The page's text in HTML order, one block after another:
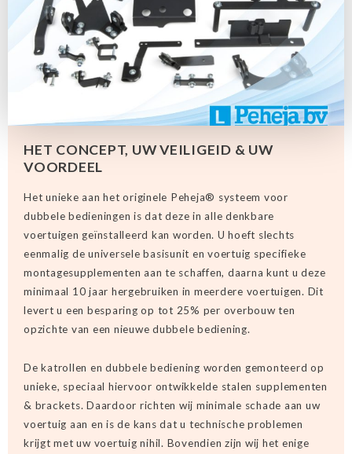
HET CONCEPT, UW VEILIGEID & UW
VOORDEEL
Het unieke aan het originele Peheja® systeem voor
dubbele bedieningen is dat deze in alle denkbare
voertuigen geïnstalleerd kan worden. U hoeft slechts
eenmalig de universele basisunit en voertuig specifieke
montagesupplementen aan te schaffen, daarna kunt u deze
minimaal 10 jaar hergebruiken in meerdere voertuigen. Dit
levert u een besparing op tot 25% per overbouw ten
opzichte van een nieuwe dubbele bediening.
De katrollen en dubbele bediening worden gemonteerd op
unieke, speciaal hiervoor ontwikkelde stalen supplementen
& brackets. Daardoor richten wij minimale schade aan uw
voertuig aan en is de kans dat u technische problemen
krijgt met uw voertuig nihil. Bovendien zijn wij het enige